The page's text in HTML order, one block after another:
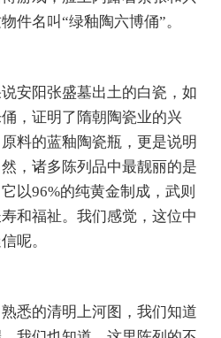
件名叫“绿釉陶六博俑”。
阳张盛墓出土的白瓷，如
，证明了隋朝陶瓷业的兴
料的蓝釉陶瓷瓶，更是说明
，诸多陈列品中最靓丽的是
以96%的纯黄金制成，武则
和福祉。我们感觉，这位中
呢。
的清明上河图，我们知道